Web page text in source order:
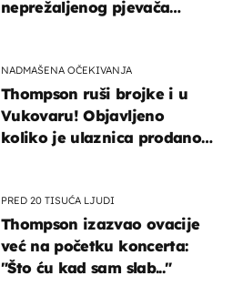
neprežaljenog pjevača
NADMAŠENA OČEKIVANJA
Thompson ruši brojke i u
Vukovaru! Objavljeno
koliko je ulaznica prodano
PRED 20 TISUĆA LJUDI
Thompson izazvao ovacije
već na početku koncerta:
"Što ću kad sam slab..."